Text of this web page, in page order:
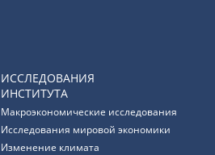
ИССЛЕДОВАНИЯ
ИНСТИТУТА
Макроэкономические исследования
Исследования мировой экономики
Изменение климата